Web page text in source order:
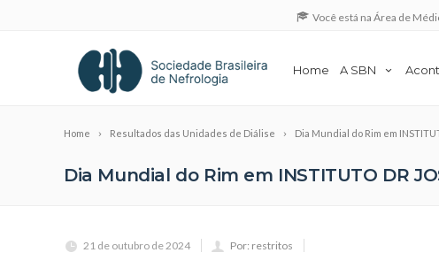
Você está na Área de
Home A SBN
Home Resultados das Unidades de Diálise Dia Mundial do Rim em
Dia Mundial do Rim em INSTITUTO DR
21 de outubro de 2024 Por: restritos